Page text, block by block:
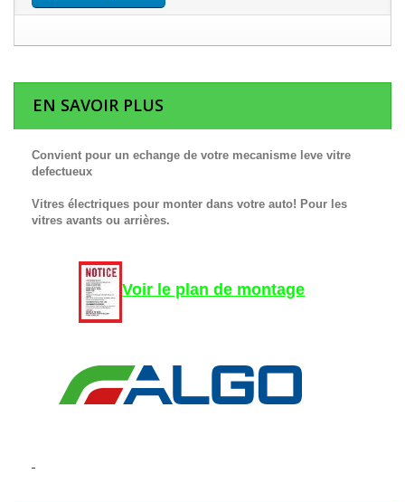
EN SAVOIR PLUS
Convient pour un echange de votre mecanisme leve vitre
defectueux
Vitres électriques pour monter dans votre auto! Pour les
vitres avants ou arrières.
Voir le plan de montage